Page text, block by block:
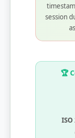
session
🏆